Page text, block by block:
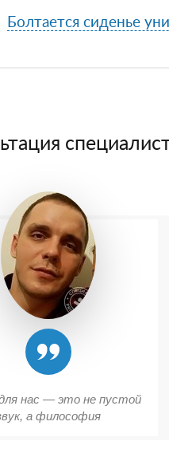
Болтается сиденье
нас — это не пустой
а философия